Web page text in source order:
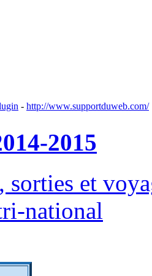
- http://www.supportduweb.com/
2015
sorties et
national